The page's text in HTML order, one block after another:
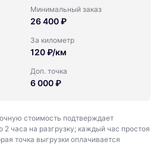
Минимальный заказ
26 400 ₽
За километр
120 ₽/км
Доп. точка
6 000 ₽
стоимость подтверждает
часа на разгрузку; каждый час простоя
точка выгрузки оплачивается